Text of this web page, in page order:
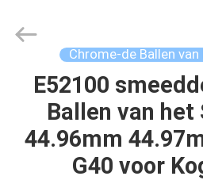
HUIS
PRODUCTEN
engineering
import
Chrome-de Ballen
E52100
Ballen van
44.96mm
G40 voor